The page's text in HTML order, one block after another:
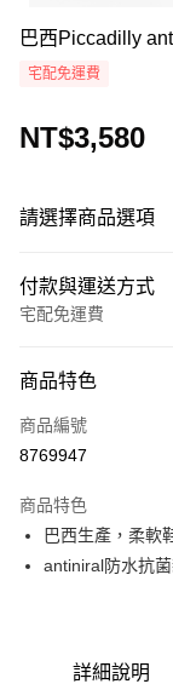
巴西Piccadilly
宅配免運費
NT$3,580
請選擇商品選項
付款與運送方式
宅配免運費
信用卡一次付款
超商取貨付款
Apple Pay
街口支付
ATM付款
商品特色
商品編號
8769947
商品特色
巴西生產，柔軟
antiniral防水抗
詳細說明